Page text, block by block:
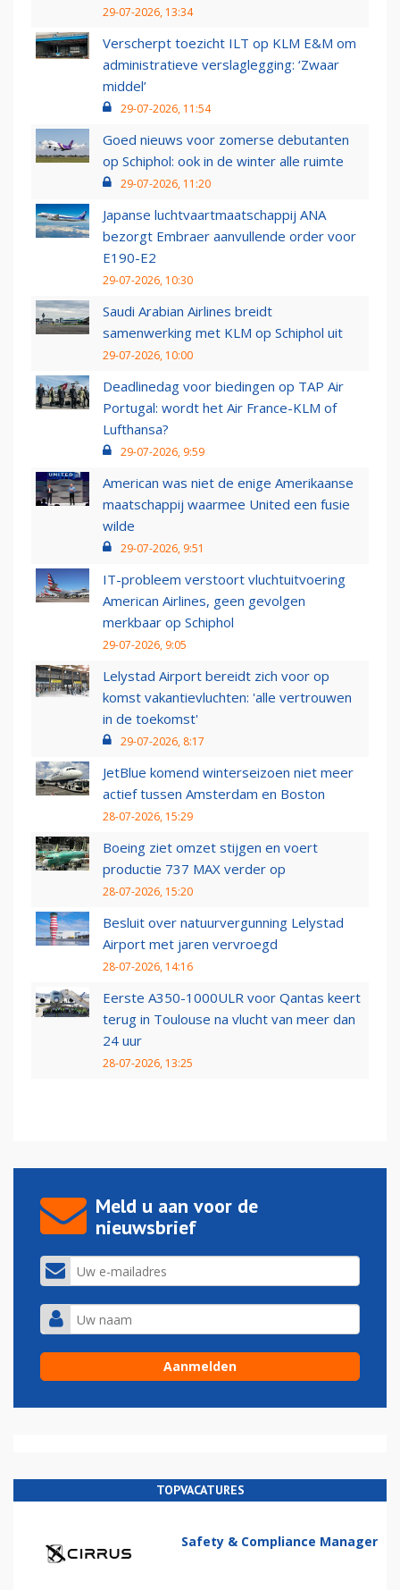
29-07-2026, 13:34
Verscherpt toezicht ILT op KLM E&M om
administratieve verslaglegging: ‘Zwaar
middel’
29-07-2026, 11:54
Goed nieuws voor zomerse debutanten
op Schiphol: ook in de winter alle ruimte
29-07-2026, 11:20
Japanse luchtvaartmaatschappij ANA
bezorgt Embraer aanvullende order voor
E190-E2
29-07-2026, 10:30
Saudi Arabian Airlines breidt
samenwerking met KLM op Schiphol uit
29-07-2026, 10:00
Deadlinedag voor biedingen op TAP Air
Portugal: wordt het Air France-KLM of
Lufthansa?
29-07-2026, 9:59
American was niet de enige Amerikaanse
maatschappij waarmee United een fusie
wilde
29-07-2026, 9:51
IT-probleem verstoort vluchtuitvoering
American Airlines, geen gevolgen
merkbaar op Schiphol
29-07-2026, 9:05
Lelystad Airport bereidt zich voor op
komst vakantievluchten: 'alle vertrouwen
in de toekomst'
29-07-2026, 8:17
JetBlue komend winterseizoen niet meer
actief tussen Amsterdam en Boston
28-07-2026, 15:29
Boeing ziet omzet stijgen en voert
productie 737 MAX verder op
28-07-2026, 15:20
Besluit over natuurvergunning Lelystad
Airport met jaren vervroegd
28-07-2026, 14:16
Eerste A350-1000ULR voor Qantas keert
terug in Toulouse na vlucht van meer dan
24 uur
28-07-2026, 13:25
Meld u aan voor de
nieuwsbrief
TOPVACATURES
Safety & Compliance Manager